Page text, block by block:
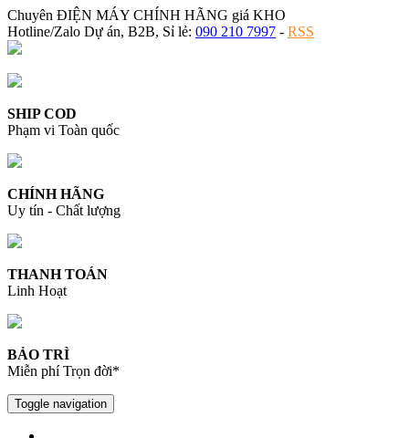
Chuyên ĐIỆN MÁY CHÍNH HÃNG giá KHO
Hotline/Zalo Dự án, B2B, Sỉ lẻ: 090 210 7997 - RSS
SHIP COD
Phạm vi Toàn quốc
CHÍNH HÃNG
Uy tín - Chất lượng
THANH TOÁN
Linh Hoạt
BẢO TRÌ
Miễn phí Trọn đời*
Toggle navigation